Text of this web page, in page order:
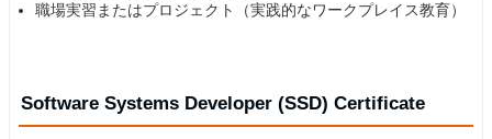
職場実習またはプロジェクト（実践的なワークプレイス教育）
Software Systems Developer (SSD) Certificate